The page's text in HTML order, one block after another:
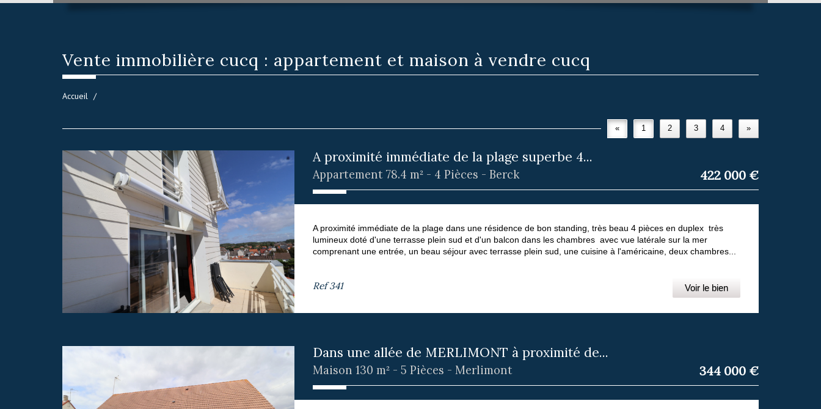
Vente immobilière cucq : appartement et maison à vendre cucq
Accueil
« 1 2 3 4 »
A proximité immédiate de la plage superbe 4...
Appartement 78.4 m² - 4 Pièces - Berck 422 000 €
A proximité immédiate de la plage dans une résidence de bon standing, très beau 4 pièces en duplex très
lumineux doté d'une terrasse plein sud et d'un balcon dans les chambres avec vue latérale sur la mer
comprenant une entrée, un beau séjour avec terrasse plein sud, une cuisine à l'américaine, deux chambres...
Ref341 Voir le bien
Dans une allée de MERLIMONT à proximité de...
Maison 130 m² - 5 Pièces - Merlimont 344 000 €